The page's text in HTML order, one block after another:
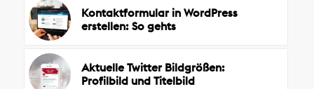
Kontaktformular in WordPress
erstellen: So gehts
Aktuelle Twitter Bildgrößen:
Profilbild und Titelbild